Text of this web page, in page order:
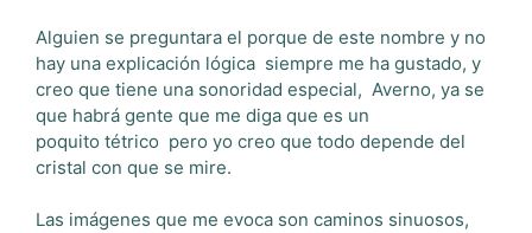
Alguien se preguntara el porque de este nombre y no
hay una explicación lógica siempre me ha gustado, y
creo que tiene una sonoridad especial, Averno, ya se
que habrá gente que me diga que es un
poquito tétrico pero yo creo que todo depende del
cristal con que se mire.
Las imágenes que me evoca son caminos sinuosos,